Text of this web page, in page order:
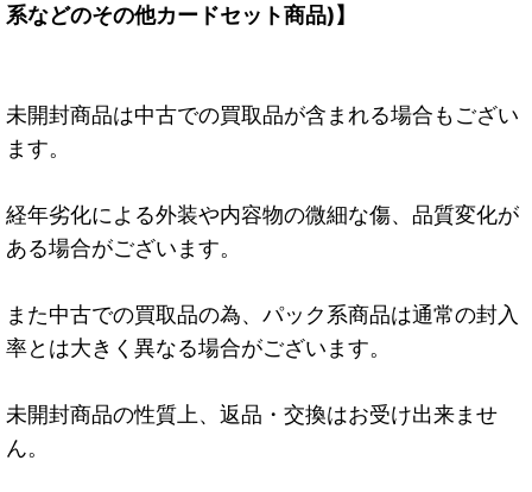
系などのその他カードセット商品)】
未開封商品は中古での買取品が含まれる場合もござい
ます。
経年劣化による外装や内容物の微細な傷、品質変化が
ある場合がございます。
また中古での買取品の為、パック系商品は通常の封入
率とは大きく異なる場合がございます。
未開封商品の性質上、返品・交換はお受け出来ませ
ん。